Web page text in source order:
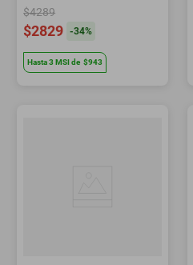
49MM NEGRO
$4289
$2829 -34%
Hasta3 MSIde $943